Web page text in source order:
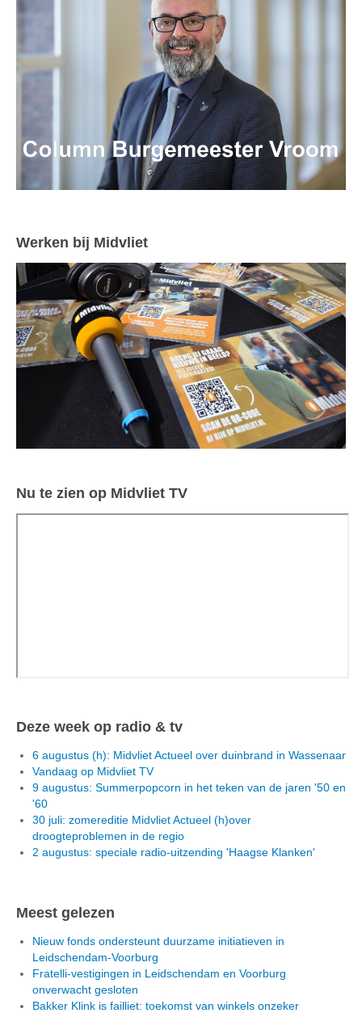
Werken bij Midvliet
Nu te zien op Midvliet TV
Deze week op radio & tv
6 augustus (h): Midvliet Actueel over duinbrand in Wassenaar
Vandaag op Midvliet TV
9 augustus: Summerpopcorn in het teken van de jaren '50 en
'60
30 juli: zomereditie Midvliet Actueel (h)over
droogteproblemen in de regio
2 augustus: speciale radio-uitzending 'Haagse Klanken'
Meest gelezen
Nieuw fonds ondersteunt duurzame initiatieven in
Leidschendam-Voorburg
Fratelli-vestigingen in Leidschendam en Voorburg
onverwacht gesloten
Bakker Klink is failliet: toekomst van winkels onzeker